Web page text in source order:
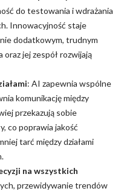
do testowania i wdrażania
Innowacyjność staje
dodatkowym, trudnym
jej zespół rozwijają
: AI zapewnia wspólne
komunikację między
przekazują sobie
co poprawia jakość
tarć między działami
na wszystkich
przewidywanie trendów